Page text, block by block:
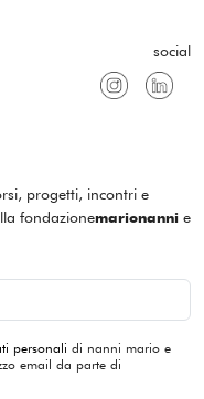
social
progetti, incontri e
fondazionemarionanni e
personali di nanni mario e
email da parte di